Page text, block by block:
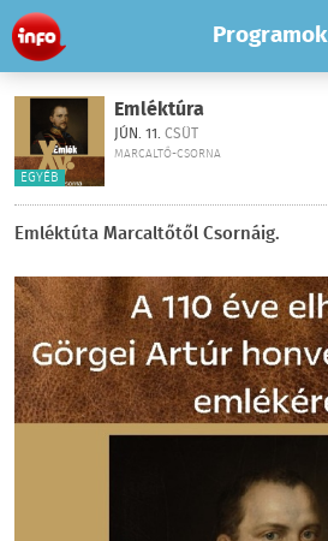
Programok
Emléktúra
JÚN. 11. CSÜT
MARCALTŐ-CSORNA
EGYÉB
Emléktúta Marcaltőtől Csornáig.